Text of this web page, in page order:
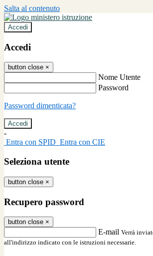
Salta al contenuto
Accedi
Accedi
button close ×
Nome Utente
Password
Password dimenticata?
-
Entra con SPID Entra con CIE
Seleziona utente
button close ×
Recupero password
button close ×
E-mail Verrà
all'indirizzo indicato con le istruzioni necessarie.